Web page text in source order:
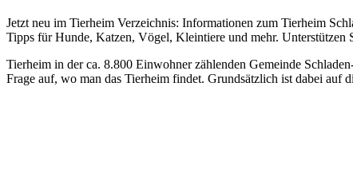
Jetzt neu im Tierheim Verzeichnis: Informationen zum Tierheim
Tipps für Hunde, Katzen, Vögel, Kleintiere und mehr. Unterstützen
Tierheim in der ca. 8.800 Einwohner zählenden Gemeinde
Frage auf, wo man das Tierheim findet. Grundsätzlich ist dabei auf